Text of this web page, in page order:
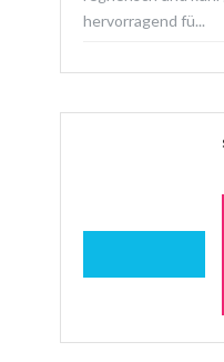
hervorragend fü...